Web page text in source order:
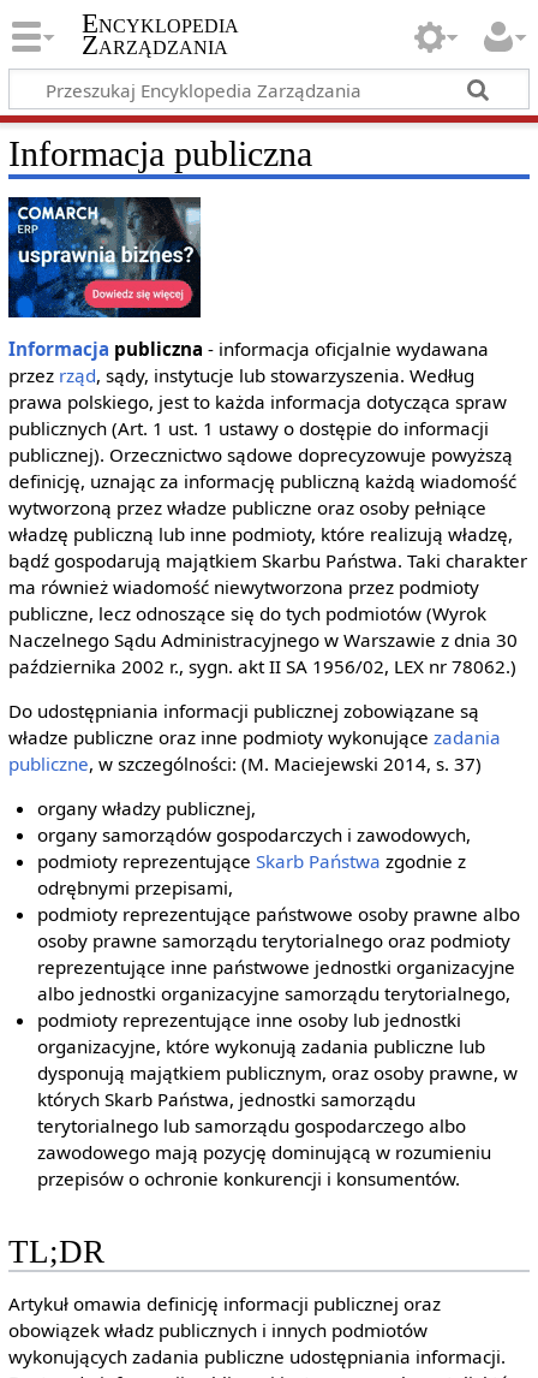
Encyklopedia
Zarządzania
Informacja publiczna
Informacja publiczna - informacja oficjalnie wydawana
przez rząd, sądy, instytucje lub stowarzyszenia. Według
prawa polskiego, jest to każda informacja dotycząca spraw
publicznych (Art. 1 ust. 1 ustawy o dostępie do informacji
publicznej). Orzecznictwo sądowe doprecyzowuje powyższą
definicję, uznając za informację publiczną każdą wiadomość
wytworzoną przez władze publiczne oraz osoby pełniące
władzę publiczną lub inne podmioty, które realizują władzę,
bądź gospodarują majątkiem Skarbu Państwa. Taki charakter
ma również wiadomość niewytworzona przez podmioty
publiczne, lecz odnoszące się do tych podmiotów (Wyrok
Naczelnego Sądu Administracyjnego w Warszawie z dnia 30
października 2002 r., sygn. akt II SA 1956/02, LEX nr 78062.)
Do udostępniania informacji publicznej zobowiązane są
władze publiczne oraz inne podmioty wykonujące zadania
publiczne, w szczególności: (M. Maciejewski 2014, s. 37)
organy władzy publicznej,
organy samorządów gospodarczych i zawodowych,
podmioty reprezentująceSkarb Państwa zgodnie z
odrębnymi przepisami,
podmioty reprezentujące państwowe osoby prawne albo
osoby prawne samorządu terytorialnego oraz podmioty
reprezentujące inne państwowe jednostki organizacyjne
albo jednostki organizacyjne samorządu terytorialnego,
podmioty reprezentujące inne osoby lub jednostki
organizacyjne, które wykonują zadania publiczne lub
dysponują majątkiem publicznym, oraz osoby prawne, w
których Skarb Państwa, jednostki samorządu
terytorialnego lub samorządu gospodarczego albo
zawodowego mają pozycję dominującą w rozumieniu
przepisów o ochronie konkurencji i konsumentów.
TL;DR
Artykuł omawia definicję informacji publicznej oraz
obowiązek władz publicznych i innych podmiotów
wykonujących zadania publiczne udostępniania informacji.